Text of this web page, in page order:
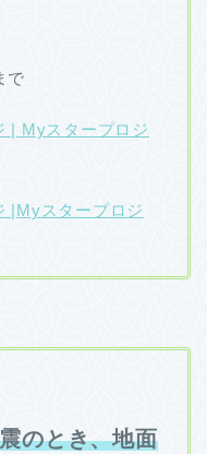
で
| Myスタープロジ
|Myスタープロジ
のとき、地面